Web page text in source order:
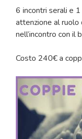
6 incontri serali e
attenzione al ruolo
nell’incontro con il
Costo 240€ a